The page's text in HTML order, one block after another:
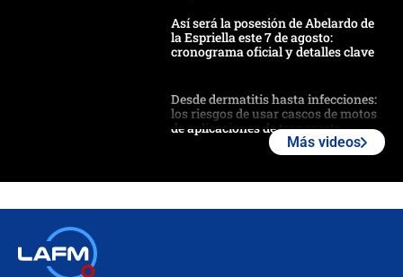
Así será la posesión de Abelardo de
la Espriella este 7 de agosto:
cronograma oficial y detalles clave
Desde dermatitis hasta infecciones:
los riesgos de usar cascos de motos
de aplicaciones de transporte
Más videos